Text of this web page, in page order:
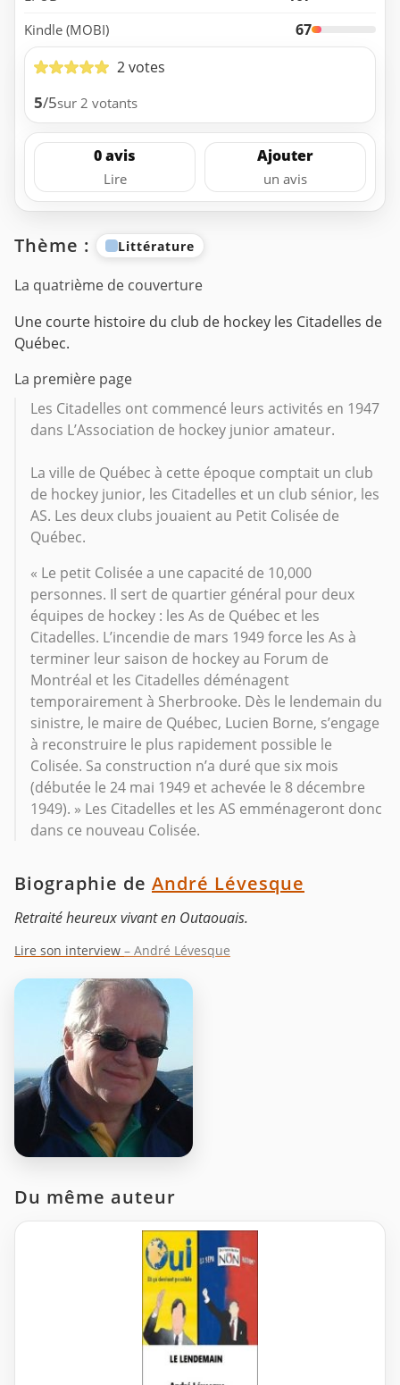
Kindle (MOBI)
67
2 votes
5/5sur 2 votants
0 avis
Lire
Ajouter
un avis
Thème : Littérature
La quatrième de couverture
Une courte histoire du club de hockey les Citadelles de
Québec.
La première page
Les Citadelles ont commencé leurs activités en 1947
dans L’Association de hockey junior amateur.
La ville de Québec à cette époque comptait un club
de hockey junior, les Citadelles et un club sénior, les
AS. Les deux clubs jouaient au Petit Colisée de
Québec.
« Le petit Colisée a une capacité de 10,000
personnes. Il sert de quartier général pour deux
équipes de hockey : les As de Québec et les
Citadelles. L’incendie de mars 1949 force les As à
terminer leur saison de hockey au Forum de
Montréal et les Citadelles déménagent
temporairement à Sherbrooke. Dès le lendemain du
sinistre, le maire de Québec, Lucien Borne, s’engage
à reconstruire le plus rapidement possible le
Colisée. Sa construction n’a duré que six mois
(débutée le 24 mai 1949 et achevée le 8 décembre
1949). » Les Citadelles et les AS emménageront donc
dans ce nouveau Colisée.
Biographie de André Lévesque
Retraité heureux vivant en Outaouais.
Lire son interview – André Lévesque
Du même auteur